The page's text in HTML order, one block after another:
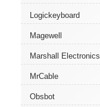
Logickeyboard
Magewell
Marshall Electronics
MrCable
Obsbot